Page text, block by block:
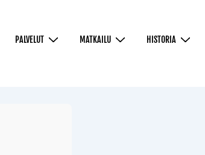
PALVELUT MATKAILU HISTORIA